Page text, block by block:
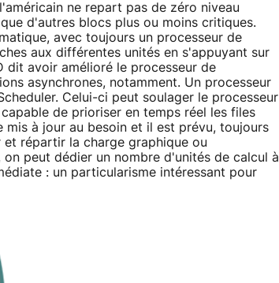
ne repart pas de zéro niveau
d'autres blocs plus ou moins critiques.
avec toujours un processeur de
aux différentes unités en s'appuyant sur
dit avoir amélioré le processeur de
asynchrones, notamment. Un processeur
Celui-ci peut soulager le processeur
de prioriser en temps réel les files
à jour au besoin et il est prévu, toujours
répartir la charge graphique ou
peut dédier un nombre d'unités de calcul à
: un particularisme intéressant pour